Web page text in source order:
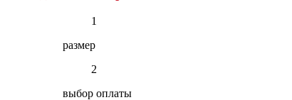
1
размер
2
выбор оплаты